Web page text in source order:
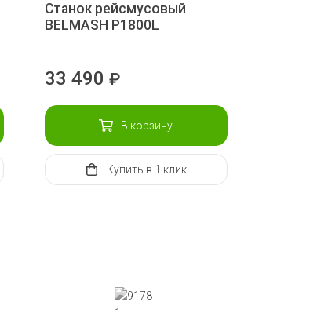
Станок рейсмусовый
BELMASH P1800L
33 490 ₽
В корзину
Купить в 1 клик